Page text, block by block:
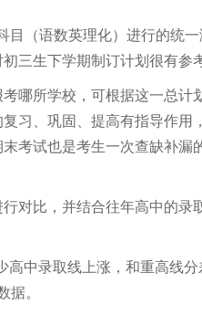
目（语数英理化）进行的统
三生下学期制订计划很有参
哪所学校，可根据这一总计
习、巩固、提高有指导作用
考试也是考生一次查缺补漏
对比，并结合往年高中的录
中录取线上涨，和重高线分
据。